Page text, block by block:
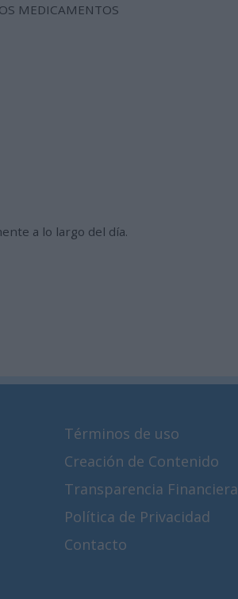
MEDICAMENTOS
a lo largo del día.
Términos de uso
Creación de Contenido
Transparencia Financiera
Política de Privacidad
Contacto